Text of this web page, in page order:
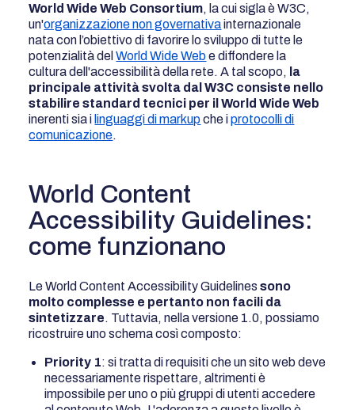
World Wide Web Consortium, la cui sigla è W3C,
un'organizzazione non governativainternazionale
nata con l’obiettivo di favorire lo sviluppo di tutte le
potenzialità delWorld Wide Webe diffondere la
cultura dell'accessibilità della rete. A tal scopo, la
principale attività svolta dal W3C consiste nello
stabilire standard tecnici per il World Wide Web
inerenti sia i linguaggi di markupche iprotocolli di
comunicazione.
World Content
Accessibility Guidelines:
come funzionano
Le World Content Accessibility Guidelinessono
molto complesse e pertanto non facili da
sintetizzare. Tuttavia, nella versione 1.0, possiamo
ricostruire uno schema così composto:
Priority 1: si tratta di requisiti che un sito web deve
necessariamente rispettare, altrimenti è
impossibile per uno o più gruppi di utenti accedere